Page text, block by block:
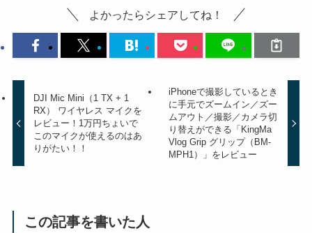
よかったらシェアしてね！
DJI Mic Mini（1 TX + 1
RX） ワイヤレス マイクを
レビュー！1万円ちょいで
このマイクが使えるのはあ
りがたい！！
iPhoneで撮影しているとき
に手元でズームイン／ズー
ムアウト／撮影／カメラ切
り替えができる「KingMa
Vlog Grip グリップ（BM-
MPH1）」をレビュー
この記事を書いた人